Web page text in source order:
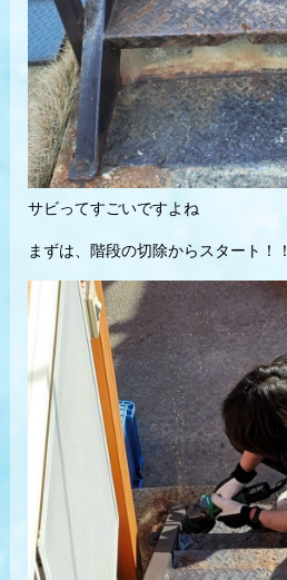
サビってすごいですよね
まずは、階段の切除からスタート！！